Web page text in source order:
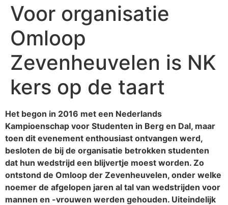
Voor organisatie
Omloop
Zevenheuvelen is NK
kers op de taart
Het begon in 2016 met een Nederlands
Kampioenschap voor Studenten in Berg en Dal, maar
toen dit evenement enthousiast ontvangen werd,
besloten de bij de organisatie betrokken studenten
dat hun wedstrijd een blijvertje moest worden. Zo
ontstond de Omloop der Zevenheuvelen, onder welke
noemer de afgelopen jaren al tal van wedstrijden voor
mannen en -vrouwen werden gehouden. Uiteindelijk